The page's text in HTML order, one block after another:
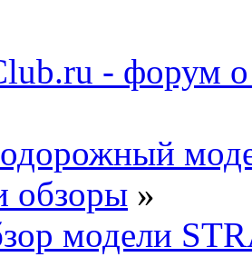
- форум
обзоры »
модели